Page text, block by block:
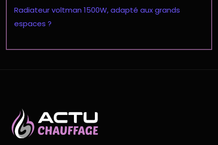
Radiateur voltman 1500W, adapté aux grands
espaces ?